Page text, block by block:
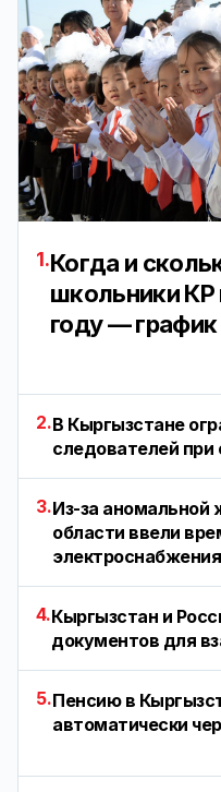
1.Когда и
школьники
году — график
2.В Кыргызстане
следователей
3.Из-за аномальной
области ввели
электроснабжения
4.Кыргызстан и
документов для
5.Пенсию в
автоматически